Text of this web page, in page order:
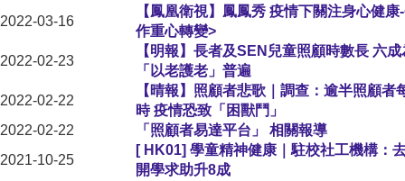
2022-03-16
【鳳凰衛視】鳳鳳秀 疫情下關注身心健
作重心轉變>
2022-02-23
【明報】長者及SEN兒童照顧時數長 六
「以老護老」普遍
2022-02-22
【晴報】照顧者悲歌｜調查：逾半照顧者
時 疫情恐致「困獸鬥」
2022-02-22
「照顧者易達平台」 相關報導
2021-10-25
[ HK01] 學童精神健康｜駐校社工機構
開學求助升8成